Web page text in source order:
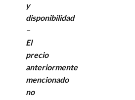
y
disponibilidad
–
El
precio
anteriormente
mencionado
no